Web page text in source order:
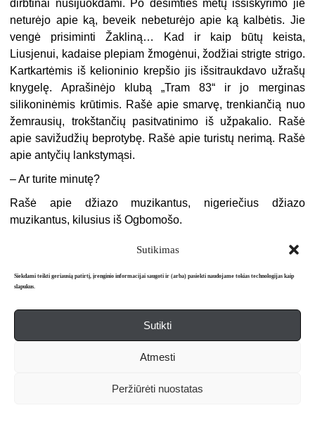
Sutikimas
Siekdami teikti geriausią patirtį, įrenginio informacijai saugoti ir (arba) pasiekti naudojame tokias technologijas kaip
slapukus.
Sutikti
Atmesti
Peržiūrėti nuostatas
dirbtinai nusijuokdami. Po dešimties metų išsiskyrimo jie
neturėjo apie ką, beveik nebeturėjo apie ką kalbėtis. Jie
vengė prisiminti Žakliną… Kad ir kaip būtų keista,
Liusjenui, kadaise plepiam žmogėnui, žodžiai strigte strigo.
Kartkartėmis iš kelioninio krepšio jis išsitraukdavo užrašų
knygelę. Aprašinėjo klubą „Tram 83“ ir jo merginas
silikoninėmis krūtimis. Rašė apie smarvę, trenkiančią nuo
žemrausių, trokštančių pasitvatinimo iš užpakalio. Rašė
apie savižudžių beprotybę. Rašė apie turistų nerimą. Rašė
apie antyčių lankstymąsi.
– Ar turite minutę?
Rašė apie džiazo muzikantus, nigeriečius džiazo
muzikantus, kilusius iš Ogbomošo.
Liusjenas beviltiškai bandė Rekviemą prakalbinti.
– Prisimeni mūsų pirmą pasirodymą, kai salė buvo
sausakimša…
Rekviemas liko abejingas, nekalbus ir atžarus.
– Praeitis manęs visai nedomina…